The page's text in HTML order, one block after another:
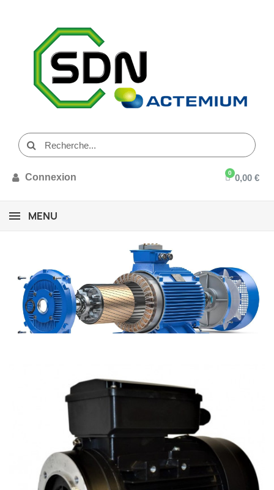
Connexion 0,00 €
MENU